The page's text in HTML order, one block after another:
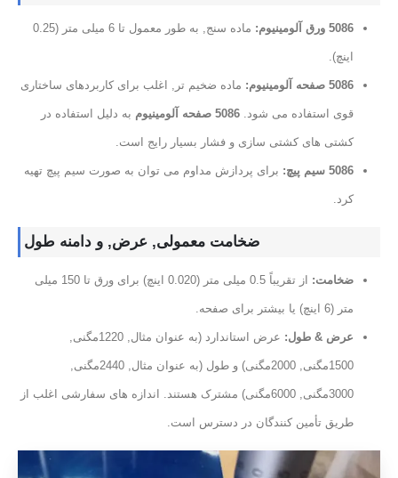
5086 ورق آلومینیوم: ماده سنج, به طور معمول تا 6 میلی متر (0.25
اینچ).
5086 صفحه آلومینیوم: ماده ضخیم تر, اغلب برای کاربردهای ساختاری
قوی استفاده می شود. 5086 صفحه آلومینیوم به دلیل استفاده در
کشتی های کشتی سازی و فشار بسیار رایج است.
5086 سیم پیچ: برای پردازش مداوم می توان به صورت سیم پیچ تهیه
کرد.
ضخامت معمولی, عرض, و دامنه طول
ضخامت: از تقریباً 0.5 میلی متر (0.020 اینچ) برای ورق تا 150 میلی
متر (6 اینچ) یا بیشتر برای صفحه.
عرض & طول: عرض استاندارد (به عنوان مثال, 1220مگنی,
1500مگنی, 2000مگنی) و طول (به عنوان مثال, 2440مگنی,
3000مگنی, 6000مگنی) مشترک هستند. اندازه های سفارشی اغلب از
طریق تأمین کنندگان در دسترس است.